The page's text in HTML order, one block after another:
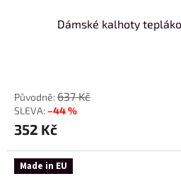
Dámské kalhoty
637 Kč
–44 %
352 Kč
Made in EU